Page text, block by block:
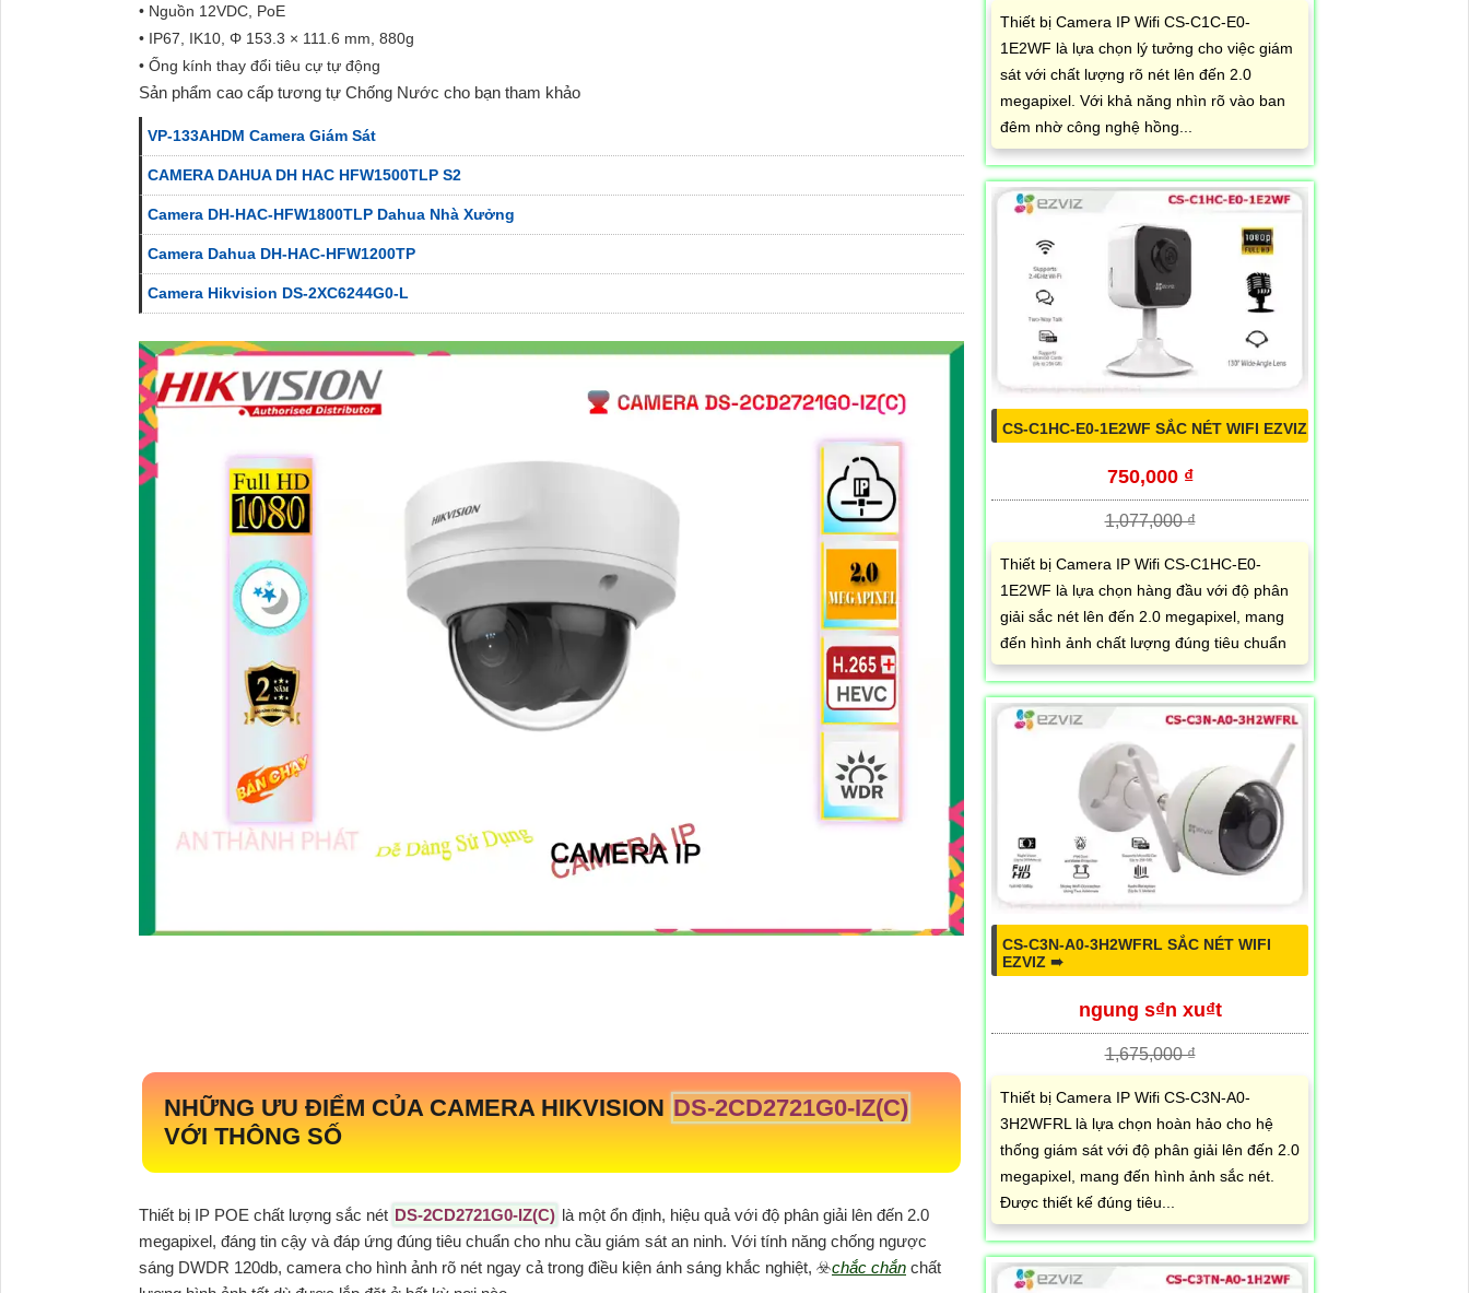
• Nguồn 12VDC, PoE
• IP67, IK10, Φ 153.3 × 111.6 mm, 880g
• Ống kính thay đổi tiêu cự tự động
Sản phẩm cao cấp tương tự Chống Nước cho bạn tham khảo
VP-133AHDM Camera Giám Sát
CAMERA DAHUA DH HAC HFW1500TLP S2
Camera DH-HAC-HFW1800TLP Dahua Nhà Xưởng
Camera Dahua DH-HAC-HFW1200TP
Camera Hikvision DS-2XC6244G0-L
NHỮNG ƯU ĐIỂM CỦA CAMERA HIKVISION DS-2CD2721G0-IZ(C)
VỚI THÔNG SỐ
Thiết bị IP POE chất lượng sắc nét DS-2CD2721G0-IZ(C) là một ổn định, hiệu quả với độ phân giải lên đến 2.0
megapixel, đáng tin cậy và đáp ứng đúng tiêu chuẩn cho nhu cầu giám sát an ninh. Với tính năng chống ngược
sáng DWDR 120db, camera cho hình ảnh rõ nét ngay cả trong điều kiện ánh sáng khắc nghiệt, ☣️chắc chắn chất
Thiết bị Camera IP Wifi CS-C1C-E0-
1E2WF là lựa chọn lý tưởng cho việc giám
sát với chất lượng rõ nét lên đến 2.0
megapixel. Với khả năng nhìn rõ vào ban
đêm nhờ công nghệ hồng...
CS-C1HC-E0-1E2WF SẮC NÉT WIFI EZVIZ
750,000 ₫
1,077,000 ₫
Thiết bị Camera IP Wifi CS-C1HC-E0-
1E2WF là lựa chọn hàng đầu với độ phân
giải sắc nét lên đến 2.0 megapixel, mang
đến hình ảnh chất lượng đúng tiêu chuẩn
CS-C3N-A0-3H2WFRL SẮC NÉT WIFI
EZVIZ ➠
ngung s₫n xu₫t
1,675,000 ₫
Thiết bị Camera IP Wifi CS-C3N-A0-
3H2WFRL là lựa chọn hoàn hảo cho hệ
thống giám sát với độ phân giải lên đến 2.0
megapixel, mang đến hình ảnh sắc nét.
Được thiết kế đúng tiêu...